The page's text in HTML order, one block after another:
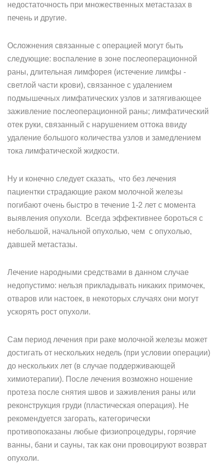
недостаточность при множественных метастазах в
печень и другие.
Осложнения связанные с операцией могут быть
следующие: воспаление в зоне послеоперационной
раны, длительная лимфорея (истечение лимфы -
светлой части крови), связанное с удалением
подмышечных лимфатических узлов и затягивающее
заживление послеоперационной раны; лимфатический
отек руки, связанный с нарушением оттока ввиду
удаление большого количества узлов и замедлением
тока лимфатической жидкости.
Ну и конечно следует сказать, что без лечения
пациентки страдающие раком молочной железы
погибают очень быстро в течение 1-2 лет с момента
выявления опухоли. Всегда эффективнее бороться с
небольшой, начальной опухолью, чем с опухолью,
давшей метастазы.
Лечение народными средствами в данном случае
недопустимо: нельзя прикладывать никаких примочек,
отваров или настоек, в некоторых случаях они могут
ускорять рост опухоли.
Сам период лечения при раке молочной железы может
достигать от нескольких недель (при условии операции)
до нескольких лет (в случае поддерживающей
химиотерапии). После лечения возможно ношение
протеза после снятия швов и заживления раны или
реконструкция груди (пластическая операция). Не
рекомендуется загорать, категорически
противопоказаны любые физиопроцедуры, горячие
ванны, бани и сауны, так как они провоцируют возврат
опухоли.